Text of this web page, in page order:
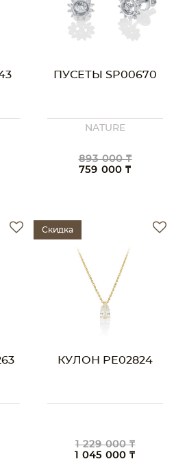
ПУСЕТЫ SP00670
NATURE
893 000 ₸
759 000 ₸
Скидка
КУЛОН PE02824
1 229 000 ₸
1 045 000 ₸